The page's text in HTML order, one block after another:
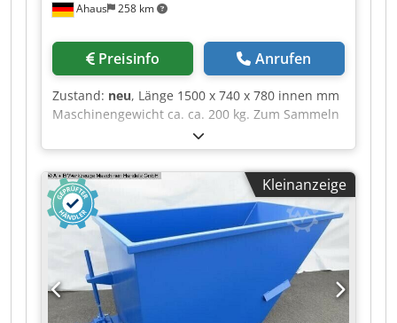
Ahaus 258 km
Preisinfo Anrufen
Zustand: neu, Länge 1500 x 740 x 780 innen mm
Maschinengewicht ca. ca. 200 kg. Zum Sammeln
und Entsorgen von Schüttgütern und
Industrieabfällen Ausstattung : - Kippbehälter -
Stapleranbaugeräte Crsdpfxjxab Ite Ammof -
zum innerbetrieblichen Lagern von Schüttgütern
- pulverbeschichtet in Standardfarbe - RAL 5010
blau, RAL 6011 grün oder RAL 7016
anthrazitgrau - Kippvorrichtung mit
Bodenplatten für Lenk- und Bockrollen -
Abflussvorrichtung - Stabiler Grundrahmen mit
Einfahrtaschen - Günstiger Lastschwerpunkt -
Robuste Stahlblechkonstruktion mit
Kleinanzeige